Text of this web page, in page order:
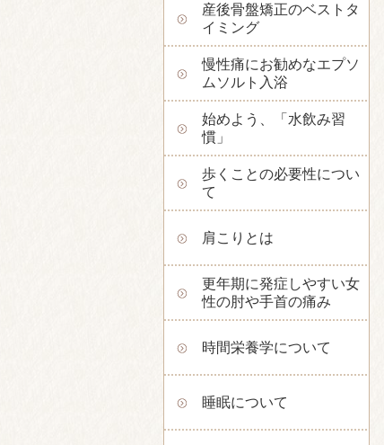
産後骨盤矯正のベストタ
イミング
慢性痛にお勧めなエプソ
ムソルト入浴
始めよう、「水飲み習
慣」
歩くことの必要性につい
て
肩こりとは
更年期に発症しやすい女
性の肘や手首の痛み
時間栄養学について
睡眠について